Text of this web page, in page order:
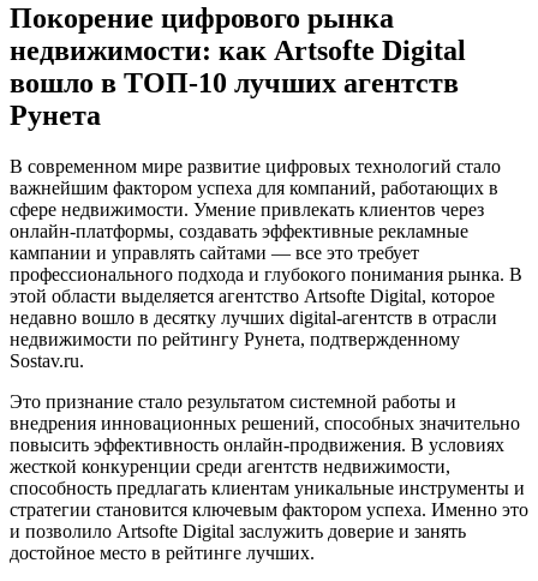
Покорение цифрового рынка
недвижимости: как Artsofte Digital
вошло в ТОП-10 лучших агентств
Рунета
В современном мире развитие цифровых технологий стало
важнейшим фактором успеха для компаний, работающих в
сфере недвижимости. Умение привлекать клиентов через
онлайн-платформы, создавать эффективные рекламные
кампании и управлять сайтами — все это требует
профессионального подхода и глубокого понимания рынка. В
этой области выделяется агентство Artsofte Digital, которое
недавно вошло в десятку лучших digital-агентств в отрасли
недвижимости по рейтингу Рунета, подтвержденному
Sostav.ru.
Это признание стало результатом системной работы и
внедрения инновационных решений, способных значительно
повысить эффективность онлайн-продвижения. В условиях
жесткой конкуренции среди агентств недвижимости,
способность предлагать клиентам уникальные инструменты и
стратегии становится ключевым фактором успеха. Именно это
и позволило Artsofte Digital заслужить доверие и занять
достойное место в рейтинге лучших.